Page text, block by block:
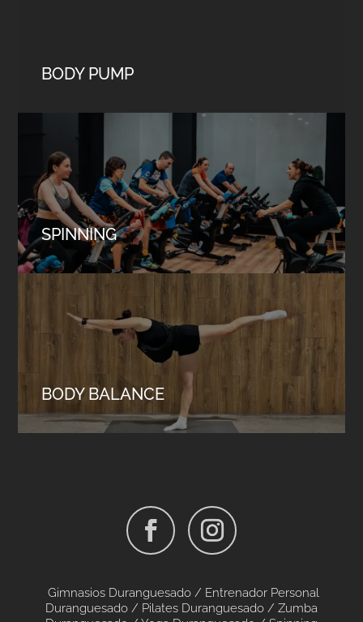
BODY PUMP
SPINNING
BODY BALANCE
Gimnasios Duranguesado / Entrenador Personal
Duranguesado / Pilates Duranguesado / Zumba